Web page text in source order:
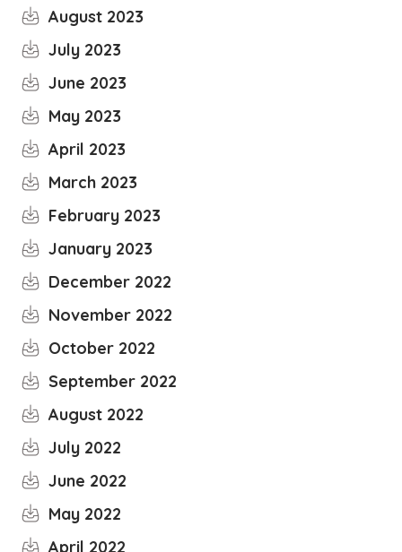
August 2023
July 2023
June 2023
May 2023
April 2023
March 2023
February 2023
January 2023
December 2022
November 2022
October 2022
September 2022
August 2022
July 2022
June 2022
May 2022
April 2022